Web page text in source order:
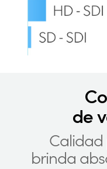
de
brinda